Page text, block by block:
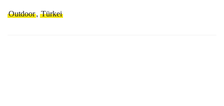
Outdoor, Türkei